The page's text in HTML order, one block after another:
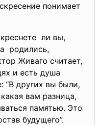
понимает
ли вы,
родились,
Живаго считает,
и есть душа
“В других вы были,
вам разница,
памятью. Это
будущего”.